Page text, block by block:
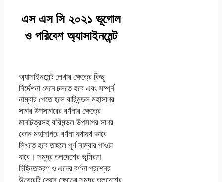
এস এস সি ২০২১ ভূগোল
ও পরিবেশ অ্যাসাইনমেন্ট
অ্যাসাইনমেন্ট লেখার ক্ষেত্রে কিছু
নির্দেশনা মেনে চলতে হবে এবং সম্পূর্ন
নাম্বার পেতে হলে বারিমন্ডল মহাসাগর
সাগর উপসাগরের বর্ণনার ক্ষেত্রে
মানচিত্রসহ বারিমন্ডল উপসাগর সাগর
কোন মহাসাগরে বর্ণনা যথাযথ ভাবে
লিখতে হবে তাহলে পূর্ণ নাম্বার পাওয়া
যাবে। সমুদ্র তলদেশের ভূমিরূপ
চিহ্নিতকরণ ও এদের বর্ণনা প্রশ্নের
উত্তরটি দেয়ার ক্ষেত্রে সমুদ্র তলদেশের